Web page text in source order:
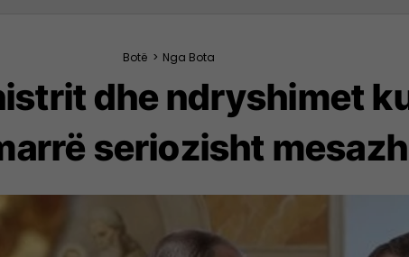
Botë > Nga Bota
dhe ndryshimet
seriozisht